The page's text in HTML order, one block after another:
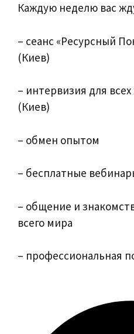
Каждую неделю вас
– сеанс «Ресурсный
(Киев)
– интервизия для
(Киев)
– обмен опытом
– бесплатные
– общение и
всего мира
– профессиональная